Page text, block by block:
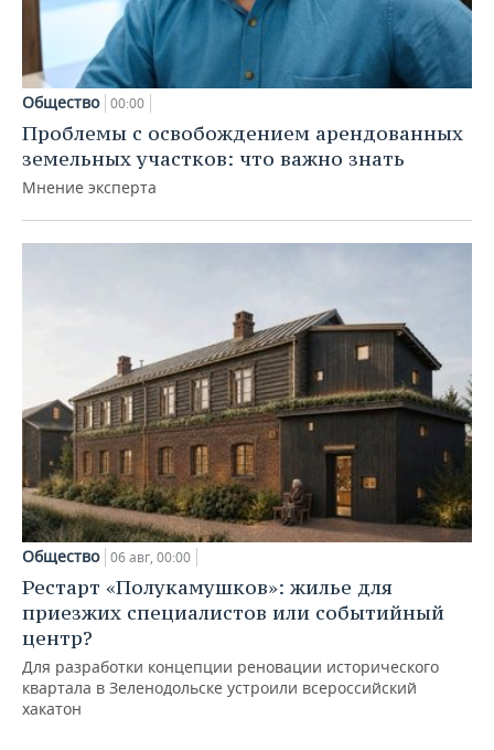
Общество 00:00
Проблемы с освобождением арендованных
земельных участков: что важно знать
Мнение эксперта
Общество 06 авг, 00:00
Рестарт «Полукамушков»: жилье для
приезжих специалистов или событийный
центр?
Для разработки концепции реновации исторического
квартала в Зеленодольске устроили всероссийский
хакатон